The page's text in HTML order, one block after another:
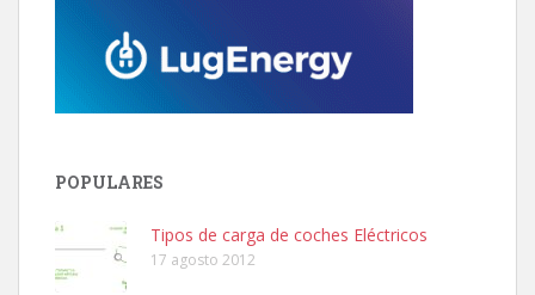
POPULARES
Tipos de carga de coches Eléctricos
17 agosto 2012